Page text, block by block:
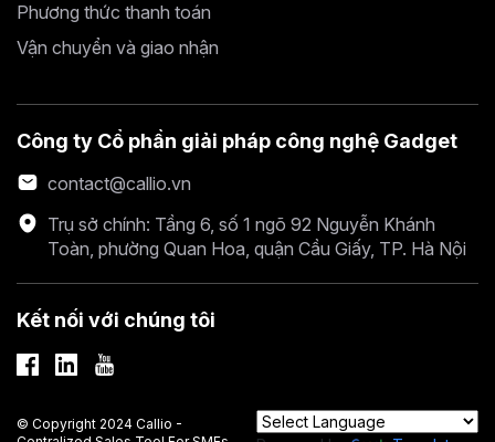
Phương thức thanh toán
Vận chuyển và giao nhận
Công ty Cổ phần giải pháp công nghệ Gadget
contact@callio.vn
Trụ sở chính: Tầng 6, số 1 ngõ 92 Nguyễn Khánh
Toàn, phường Quan Hoa, quận Cầu Giấy, TP. Hà Nội
Kết nối với chúng tôi
© Copyright 2024 Callio -